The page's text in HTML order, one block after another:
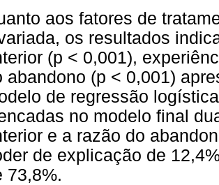
aos fatores de
os resultados
(p < 0,001),
abandono (p < 0,001)
de regressão
no modelo final
e a razão do
de explicação de
73,8%.